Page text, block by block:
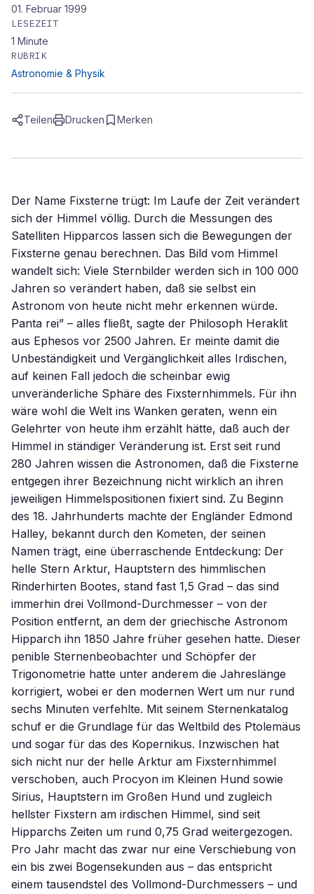
01. Februar 1999
LESEZEIT
1 Minute
RUBRIK
Astronomie & Physik
Teilen Drucken Merken
Der Name Fixsterne trügt: Im Laufe der Zeit verändert
sich der Himmel völlig. Durch die Messungen des
Satelliten Hipparcos lassen sich die Bewegungen der
Fixsterne genau berechnen. Das Bild vom Himmel
wandelt sich: Viele Sternbilder werden sich in 100 000
Jahren so verändert haben, daß sie selbst ein
Astronom von heute nicht mehr erkennen würde.
Panta rei” – alles fließt, sagte der Philosoph Heraklit
aus Ephesos vor 2500 Jahren. Er meinte damit die
Unbeständigkeit und Vergänglichkeit alles Irdischen,
auf keinen Fall jedoch die scheinbar ewig
unveränderliche Sphäre des Fixsternhimmels. Für ihn
wäre wohl die Welt ins Wanken geraten, wenn ein
Gelehrter von heute ihm erzählt hätte, daß auch der
Himmel in ständiger Veränderung ist. Erst seit rund
280 Jahren wissen die Astronomen, daß die Fixsterne
entgegen ihrer Bezeichnung nicht wirklich an ihren
jeweiligen Himmelspositionen fixiert sind. Zu Beginn
des 18. Jahrhunderts machte der Engländer Edmond
Halley, bekannt durch den Kometen, der seinen
Namen trägt, eine überraschende Entdeckung: Der
helle Stern Arktur, Hauptstern des himmlischen
Rinderhirten Bootes, stand fast 1,5 Grad – das sind
immerhin drei Vollmond-Durchmesser – von der
Position entfernt, an dem der griechische Astronom
Hipparch ihn 1850 Jahre früher gesehen hatte. Dieser
penible Sternenbeobachter und Schöpfer der
Trigonometrie hatte unter anderem die Jahreslänge
korrigiert, wobei er den modernen Wert um nur rund
sechs Minuten verfehlte. Mit seinem Sternenkatalog
schuf er die Grundlage für das Weltbild des Ptolemäus
und sogar für das des Kopernikus. Inzwischen hat
sich nicht nur der helle Arktur am Fixsternhimmel
verschoben, auch Procyon im Kleinen Hund sowie
Sirius, Hauptstern im Großen Hund und zugleich
hellster Fixstern am irdischen Himmel, sind seit
Hipparchs Zeiten um rund 0,75 Grad weitergezogen.
Pro Jahr macht das zwar nur eine Verschiebung von
ein bis zwei Bogensekunden aus – das entspricht
einem tausendstel des Vollmond-Durchmessers – und